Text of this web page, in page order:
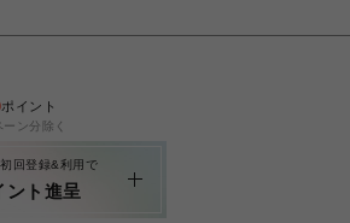
ポイント
ン分除く
回登録&利用で
ント進呈